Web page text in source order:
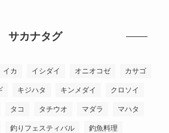
サカナタグ
イカ イシダイ オニオコゼ カサゴ
キジハタ キンメダイ クロソイ
タコ タチウオ マダラ マハタ
釣りフェスティバル 釣魚料理